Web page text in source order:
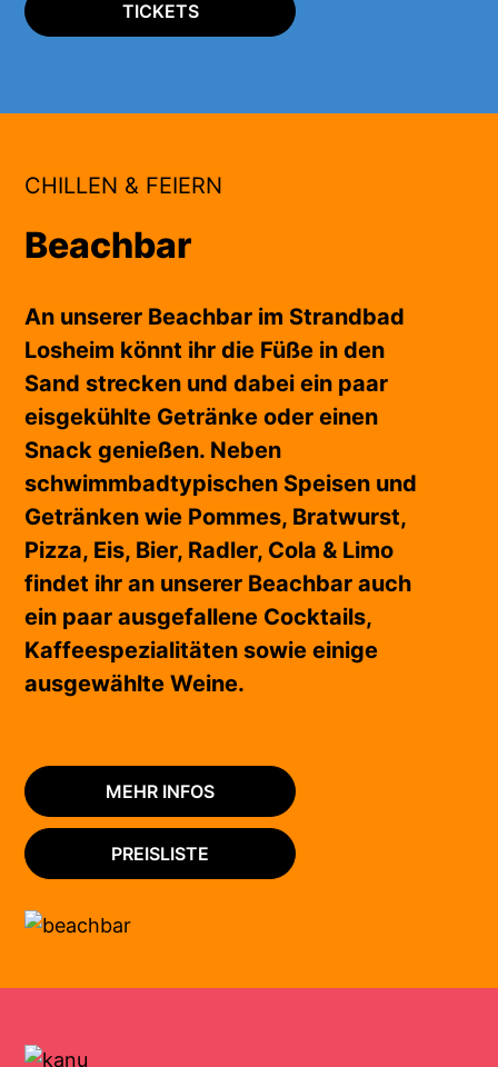
TICKETS
CHILLEN & FEIERN
Beachbar
An unserer Beachbar im Strandbad
Losheim könnt ihr die Füße in den
Sand strecken und dabei ein paar
eisgekühlte Getränke oder einen
Snack genießen. Neben
schwimmbadtypischen Speisen und
Getränken wie Pommes, Bratwurst,
Pizza, Eis, Bier, Radler, Cola & Limo
findet ihr an unserer Beachbar auch
ein paar ausgefallene Cocktails,
Kaffeespezialitäten sowie einige
ausgewählte Weine.
MEHR INFOS
PREISLISTE